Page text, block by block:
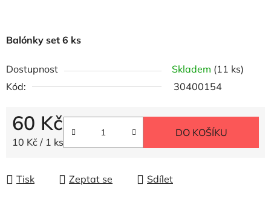
Balónky set 6 ks
Dostupnost Skladem (11 ks)
Kód:
30400154
60 Kč
Měrná cena:
10 Kč / 1 ks
DO KOŠÍKU
Tisk Zeptat se Sdílet